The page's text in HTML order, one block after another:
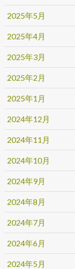
2025年5月
2025年4月
2025年3月
2025年2月
2025年1月
2024年12月
2024年11月
2024年10月
2024年9月
2024年8月
2024年7月
2024年6月
2024年5月